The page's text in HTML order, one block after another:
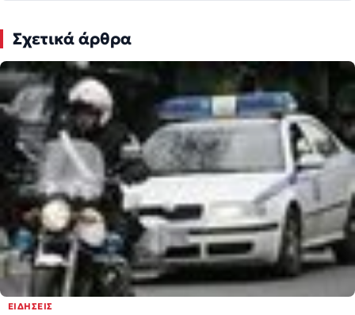
Σχετικά άρθρα
ΕΙΔΉΣΕΙΣ